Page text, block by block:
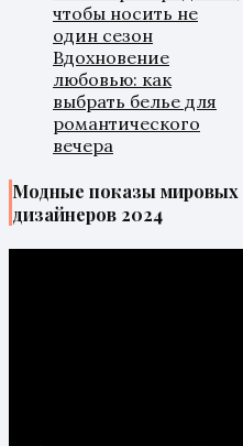
чтобы носить не
один сезон
Вдохновение
любовью: как
выбрать белье для
романтического
вечера
Модные показы мировых
дизайнеров 2024